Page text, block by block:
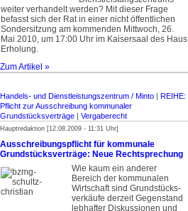
weiter verhandelt werden? Mit dieser Frage
befasst sich der Rat in einer nicht öffentlichen
Sondersitzung am kommenden Mittwoch, 26.
Mai 2010, um 17:00 Uhr im Kaisersaal des Haus
Erholung.
Zum Artikel »
Handels- und Dienstleistungszentrum / Minto | REIHE:
Pflicht zur Ausschreibung kommunaler
Grundstücksverträge | Vergaberecht
Hauptredaktion [12.08.2009 - 11:31 Uhr]
Ausschreibungspflicht für kommunale
Grundstücksverträge: Neue Rechtsprechung
Wie kaum ein anderer
Bereich der kommunalen
Wirtschaft sind Grundstücks­
verkäufe derzeit Gegenstand
lebhafter Diskussionen und